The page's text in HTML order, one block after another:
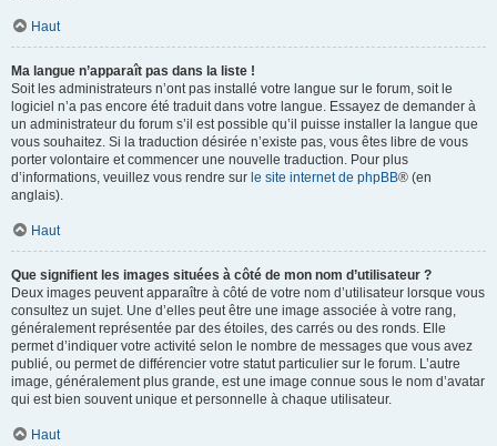
Haut
Ma langue n’apparaît pas dans la liste !
Soit les administrateurs n’ont pas installé votre langue sur le forum, soit le
logiciel n’a pas encore été traduit dans votre langue. Essayez de demander à
un administrateur du forum s’il est possible qu’il puisse installer la langue que
vous souhaitez. Si la traduction désirée n’existe pas, vous êtes libre de vous
porter volontaire et commencer une nouvelle traduction. Pour plus
d’informations, veuillez vous rendre sur le site internet de phpBB® (en
anglais).
Haut
Que signifient les images situées à côté de mon nom d’utilisateur ?
Deux images peuvent apparaître à côté de votre nom d’utilisateur lorsque vous
consultez un sujet. Une d’elles peut être une image associée à votre rang,
généralement représentée par des étoiles, des carrés ou des ronds. Elle
permet d’indiquer votre activité selon le nombre de messages que vous avez
publié, ou permet de différencier votre statut particulier sur le forum. L’autre
image, généralement plus grande, est une image connue sous le nom d’avatar
qui est bien souvent unique et personnelle à chaque utilisateur.
Haut